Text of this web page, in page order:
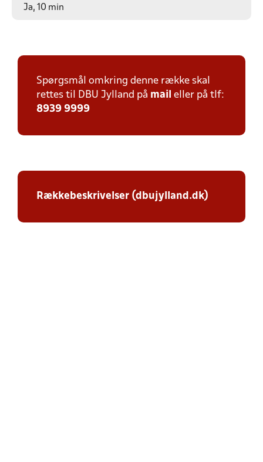
Ja, 10 min
Spørgsmål omkring denne række skal
rettes til DBU Jylland på mail eller på tlf:
8939 9999
Rækkebeskrivelser (dbujylland.dk)